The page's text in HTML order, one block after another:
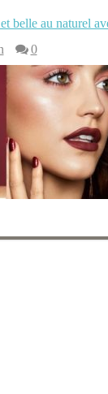
belle au naturel
0